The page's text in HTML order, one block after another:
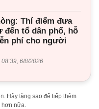
Thí điểm đưa
đến tổ dân phố, hỗ
phí cho người
08:39, 6/8/2026
Hãy tặng sao để tiếp thêm
hơn nữa.